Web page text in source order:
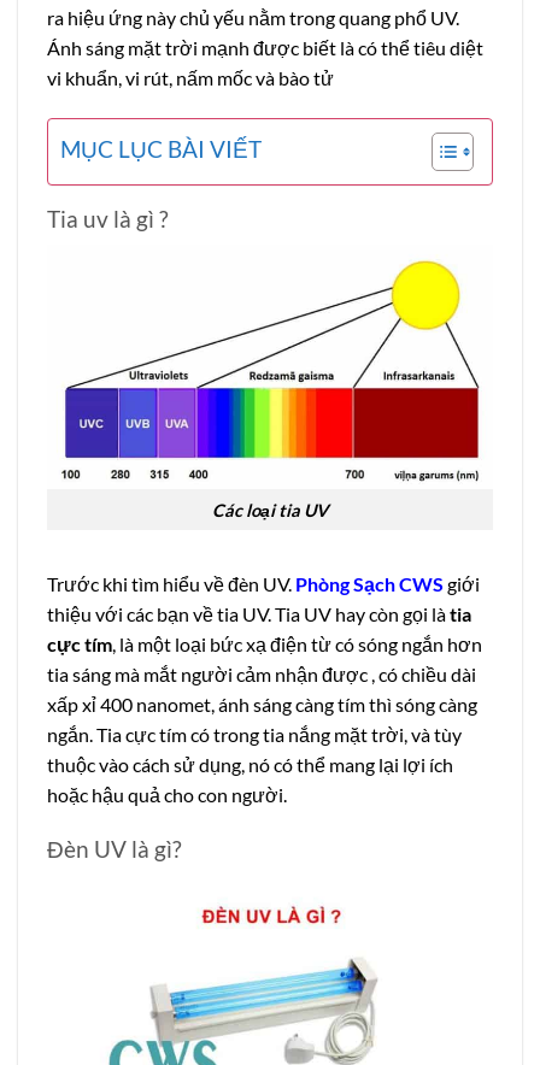
ra hiệu ứng này chủ yếu nằm trong quang phổ UV.
Ánh sáng mặt trời mạnh được biết là có thể tiêu diệt
vi khuẩn, vi rút, nấm mốc và bào tử
MỤC LỤC BÀI VIẾT
Tia uv là gì ?
Các loại tia UV
Trước khi tìm hiểu về đèn UV. Phòng Sạch CWS giới
thiệu với các bạn về tia UV.Tia UV hay còn gọi làtia
cực tím, là một loại bức xạ điện từ có sóng ngắn hơn
tia sáng mà mắt người cảm nhận được , có chiều dài
xấp xỉ 400 nanomet, ánh sáng càng tím thì sóng càng
ngắn. Tia cực tím có trong tia nắng mặt trời, và tùy
thuộc vào cách sử dụng, nó có thể mang lại lợi ích
hoặc hậu quả cho con người.
Đèn UV là gì?